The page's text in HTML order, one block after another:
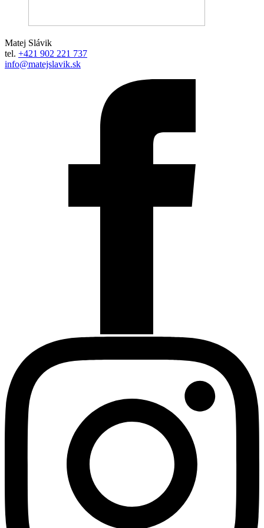
Matej Slávik
tel. +421 902 221 737
info@matejslavik.sk